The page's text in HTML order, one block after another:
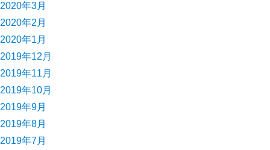
2020年3月
2020年2月
2020年1月
2019年12月
2019年11月
2019年10月
2019年9月
2019年8月
2019年7月